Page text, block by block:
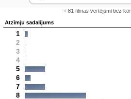
+ 81 filmas vērtējumi bez
Atzīmju sadalījums
1
2
3
4
5
6
7
8